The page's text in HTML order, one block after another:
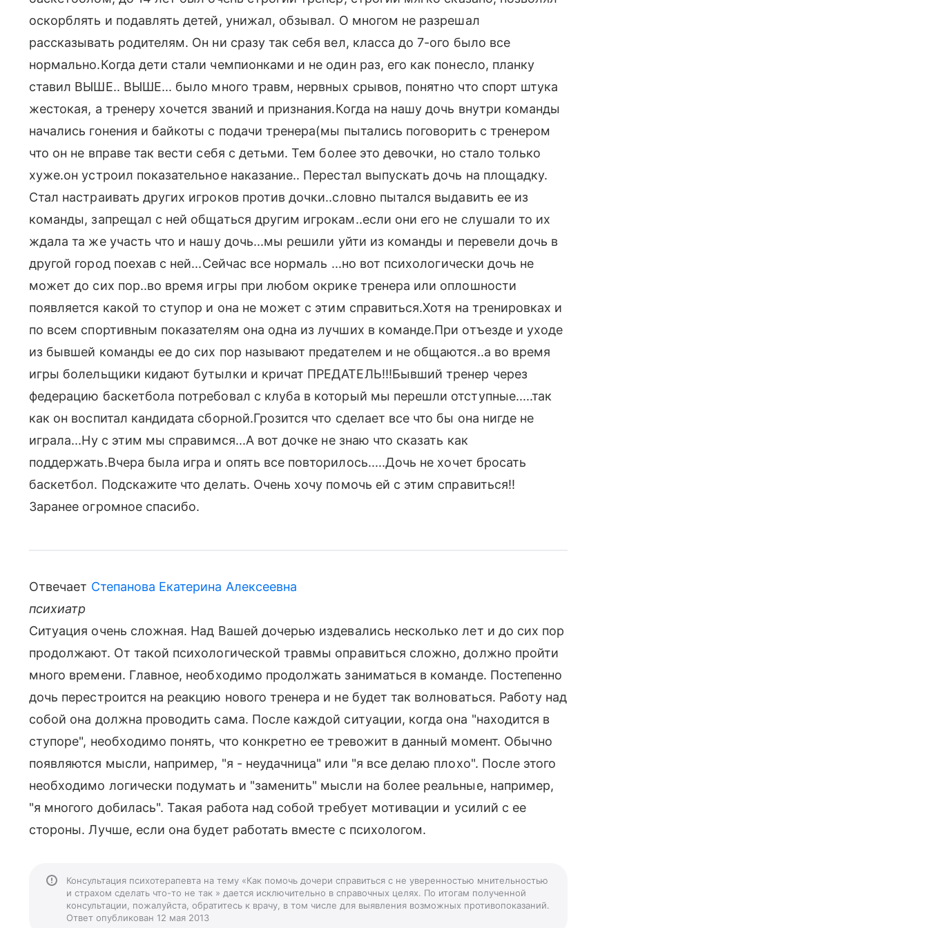
оскорблять и подавлять детей, унижал, обзывал. О многом не разрешал
рассказывать родителям. Он ни сразу так себя вел, класса до 7-ого было все
нормально.Когда дети стали чемпионками и не один раз, его как понесло, планку
ставил ВЫШЕ.. ВЫШЕ... было много травм, нервных срывов, понятно что спорт штука
жестокая, а тренеру хочется званий и признания.Когда на нашу дочь внутри команды
начались гонения и байкоты с подачи тренера(мы пытались поговорить с тренером
что он не вправе так вести себя с детьми. Тем более это девочки, но стало только
хуже.он устроил показательное наказание.. Перестал выпускать дочь на площадку.
Стал настраивать других игроков против дочки..словно пытался выдавить ее из
команды, запрещал с ней общаться другим игрокам..если они его не слушали то их
ждала та же участь что и нашу дочь...мы решили уйти из команды и перевели дочь в
другой город поехав с ней...Сейчас все нормаль ...но вот психологически дочь не
может до сих пор..во время игры при любом окрике тренера или оплошности
появляется какой то ступор и она не может с этим справиться.Хотя на тренировках и
по всем спортивным показателям она одна из лучших в команде.При отъезде и уходе
из бывшей команды ее до сих пор называют предателем и не общаются..а во время
игры болельщики кидают бутылки и кричат ПРЕДАТЕЛЬ!!!Бывший тренер через
федерацию баскетбола потребовал с клуба в который мы перешли отступные.....так
как он воспитал кандидата сборной.Грозится что сделает все что бы она нигде не
играла...Ну с этим мы справимся...А вот дочке не знаю что сказать как
поддержать.Вчера была игра и опять все повторилось.....Дочь не хочет бросать
баскетбол. Подскажите что делать. Очень хочу помочь ей с этим справиться!!
Заранее огромное спасибо.
Отвечает Степанова Екатерина Алексеевна
психиатр
Ситуация очень сложная. Над Вашей дочерью издевались несколько лет и до сих пор
продолжают. От такой психологической травмы оправиться сложно, должно пройти
много времени. Главное, необходимо продолжать заниматься в команде. Постепенно
дочь перестроится на реакцию нового тренера и не будет так волноваться. Работу над
собой она должна проводить сама. После каждой ситуации, когда она "находится в
ступоре", необходимо понять, что конкретно ее тревожит в данный момент. Обычно
появляются мысли, например, "я - неудачница" или "я все делаю плохо". После этого
необходимо логически подумать и "заменить" мысли на более реальные, например,
"я многого добилась". Такая работа над собой требует мотивации и усилий с ее
стороны. Лучше, если она будет работать вместе с психологом.
Консультация психотерапевта на тему «Как помочь дочери справиться с не уверенностью мнительностью
и страхом сделать что-то не так » дается исключительно в справочных целях. По итогам полученной
консультации, пожалуйста, обратитесь к врачу, в том числе для выявления возможных противопоказаний.
Ответ опубликован 12 мая 2013